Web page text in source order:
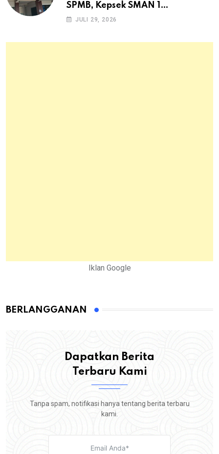
SPMB, Kepsek SMAN 1
Dayeuhkolot Dikeluhkan Orang
JULI 29, 2026
Iklan Google
BERLANGGANAN
Dapatkan Berita
Terbaru Kami
Tanpa spam, notifikasi hanya tentang berita terbaru
kami.